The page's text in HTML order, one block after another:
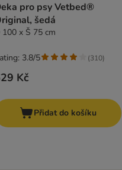
pro psy Vetbed®
šedá
100 x Š 75 cm
Kč
3.8/5 (310)
Přidat do košíku